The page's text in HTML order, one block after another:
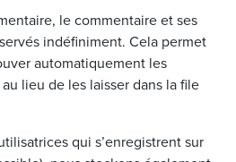
le commentaire et ses
indéfiniment. Cela permet
automatiquement les
lieu de les laisser dans la file
qui s’enregistrent sur